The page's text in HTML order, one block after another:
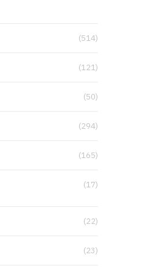
(514)
(121)
(50)
(294)
(165)
(17)
(22)
(23)